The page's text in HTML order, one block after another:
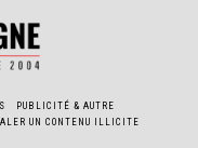
PUBLICITÉ & AUTRE
UN CONTENU ILLICITE